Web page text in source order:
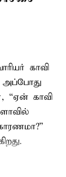
காவி
“ஏன் காவி